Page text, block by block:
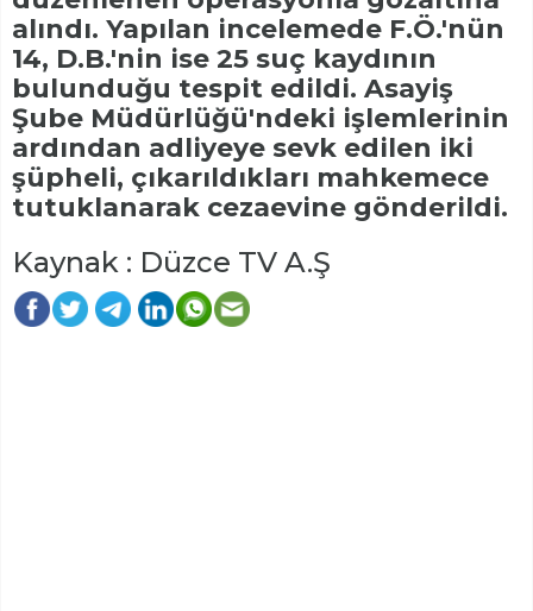
alındı. Yapılan incelemede F.Ö.'nün
14, D.B.'nin ise 25 suç kaydının
bulunduğu tespit edildi. Asayiş
Şube Müdürlüğü'ndeki işlemlerinin
ardından adliyeye sevk edilen iki
şüpheli, çıkarıldıkları mahkemece
tutuklanarak cezaevine gönderildi.
Kaynak : Düzce TV A.Ş